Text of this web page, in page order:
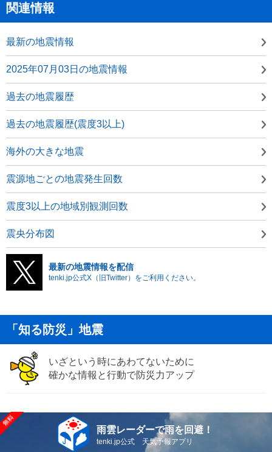
関連情報
最新の地震情報
2025年07月03日の地震情報
過去の地震履歴
過去の地震履歴(震度3以上)
海外の大きな地震
震源地ごとの地震発生回数
震度3以上の地域別観測回数
震央分布図
最新の地震情報を配信
tenki.jp公式X（旧Twitter）をご利用ください。
「知る防災」地震
いざという時にあわてないために
確かな情報と行動で防災力アップ
雨雲レーダーで雨を回避！
tenki.jp公式 天気予報アプリ